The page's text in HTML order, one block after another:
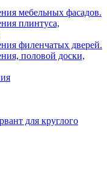
мебельных фасадов.
плинтуса,
филенчатых дверей.
половой доски,
для круглого